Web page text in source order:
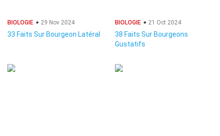
BIOLOGIE 29 Nov 2024
33 Faits Sur Bourgeon Latéral
BIOLOGIE 21 Oct 2024
38 Faits Sur Bourgeons
Gustatifs